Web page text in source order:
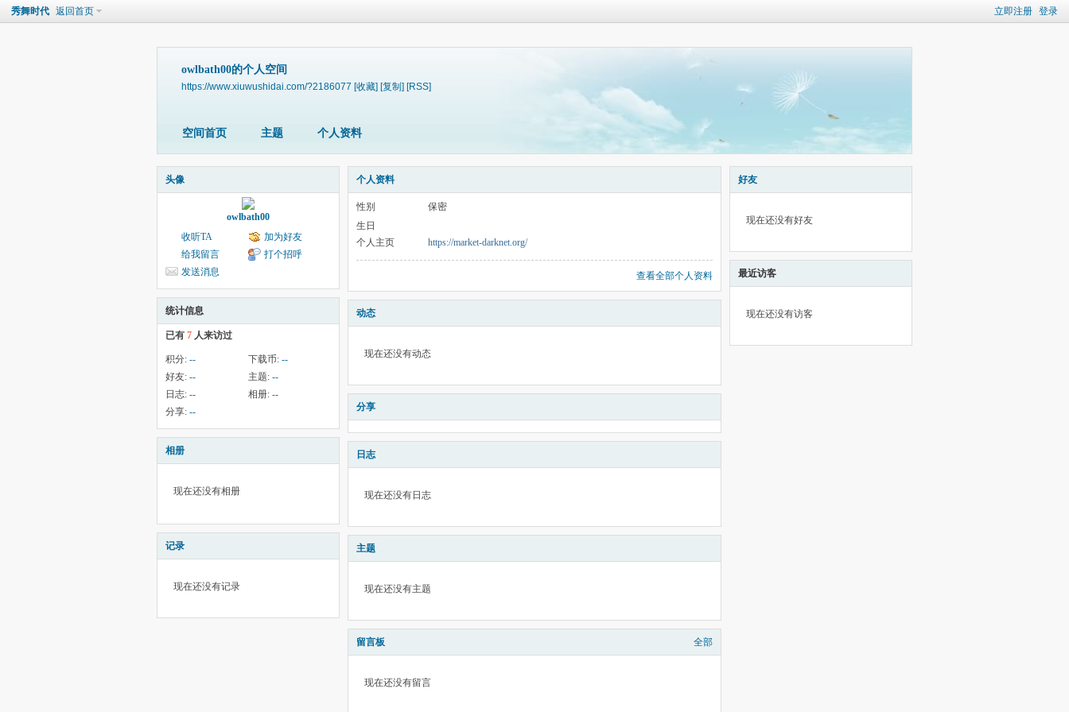
立即注册 登录
秀舞时代 返回首页
owlbath00的个人空间
https://www.xiuwushidai.com/?2186077 [收藏] [复制] [RSS]
空间首页 主题 个人资料
头像
owlbath00
收听TA
加为好友
给我留言
打个招呼
发送消息
统计信息
已有 7 人来访过
积分: -- 下载币: --
好友: -- 主题: --
日志: -- 相册: --
分享: --
相册
现在还没有相册
记录
现在还没有记录
个人资料
性别
保密
生日
个人主页
https://market-darknet.org/
查看全部个人资料
动态
现在还没有动态
分享
日志
现在还没有日志
主题
现在还没有主题
留言板 全部
现在还没有留言
好友
现在还没有好友
最近访客
现在还没有访客